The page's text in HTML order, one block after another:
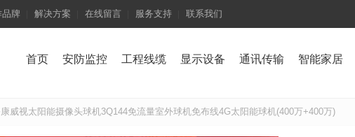
牌 解决方案 在线留言 服务支持 联系我们
首页 安防监控 工程线缆 显示设备 通讯传输 智能家居
威视太阳能摄像头球机3Q144免流量室外球机免布线4G太阳能球机(400万+400万)